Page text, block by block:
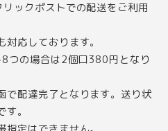
ックポストでの配送をご利用
応しております。
つの場合は2個口380円となり
で配達完了となります。送り状
。